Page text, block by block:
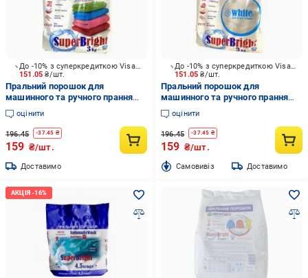
151.05₴/шт.
До -10% з суперкредиткою Visa Вигода
Пральний порошок для
машинного та ручного прання
SuperBright для кольорових
речей 3 кг
оцінити
196.45 -37.45 ₴
159 ₴/шт.
Доставимо
151.05₴/шт.
До -10% з суперкредиткою Visa Вигода
Пральний порошок для
машинного та ручного прання
SuperBright для білих речей 3 кг
оцінити
196.45 -37.45 ₴
159 ₴/шт.
Cамовивіз Доставимо